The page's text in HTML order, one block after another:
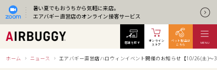
暑い夏でもおうちから気軽に来店。
エアバギー直営店のオンライン接客サービス
ホーム ニュース エアバギー直営店ハロウィンイベント開催のお知らせ【10/26(土)〜
店舗を探す
オンライン
ストア
ペット製品は
こちら
MENU